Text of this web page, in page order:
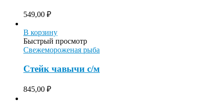
549,00 ₽
В корзину
Быстрый просмотр
Свежемороженая рыба
Стейк чавычи с/м
845,00 ₽